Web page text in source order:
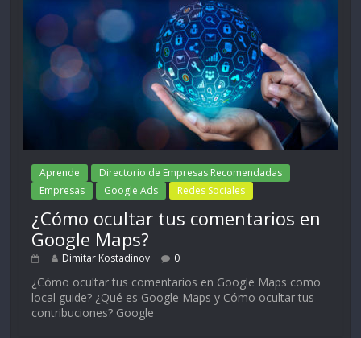
Aprende
Directorio de Empresas Recomendadas
Empresas
Google Ads Redes Sociales
¿Cómo ocultar tus comentarios en
Google Maps?
Dimitar Kostadinov 0
¿Cómo ocultar tus comentarios en Google Maps como
local guide? ¿Qué es Google Maps y Cómo ocultar tus
contribuciones? Google